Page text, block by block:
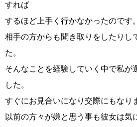
ご来店WEB予約 婚活
お問い合わせ 会員
すれば
するほど上手く行かなかったのです。
相手の方からも聞き取りをしたりし
た。
そんなことを経験していく中で私が
した。
すぐにお見合いになり交際にもなり
以前の方々が嫌と思う事も彼女は気